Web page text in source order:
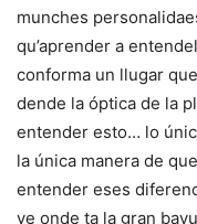
munches
qu’aprender a
conforma un llugar
dende la óptica de la
entender esto… lo
la única manera de
entender eses
ye onde ta la gran